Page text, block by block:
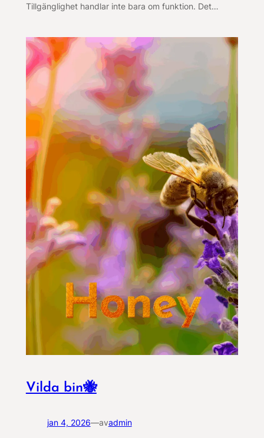
Tillgänglighet handlar inte bara om funktion. Det…
Vilda bin🐝
jan 4, 2026—avadmin